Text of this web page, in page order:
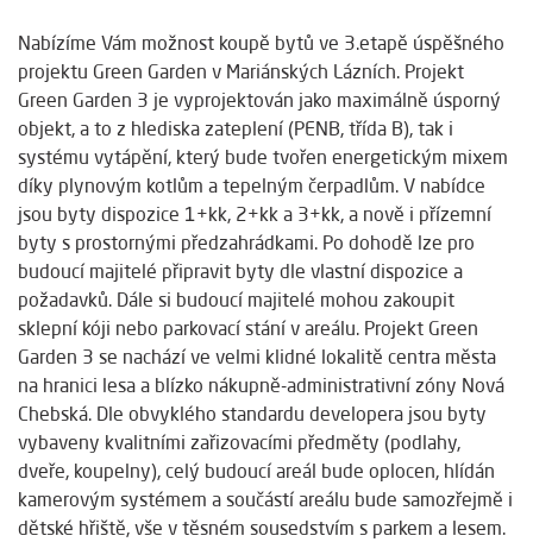
Nabízíme Vám možnost koupě bytů ve 3.etapě úspěšného
projektu Green Garden v Mariánských Lázních. Projekt
Green Garden 3 je vyprojektován jako maximálně úsporný
objekt, a to z hlediska zateplení (PENB, třída B), tak i
systému vytápění, který bude tvořen energetickým mixem
díky plynovým kotlům a tepelným čerpadlům. V nabídce
jsou byty dispozice 1+kk, 2+kk a 3+kk, a nově i přízemní
byty s prostornými předzahrádkami. Po dohodě lze pro
budoucí majitelé připravit byty dle vlastní dispozice a
požadavků. Dále si budoucí majitelé mohou zakoupit
sklepní kóji nebo parkovací stání v areálu. Projekt Green
Garden 3 se nachází ve velmi klidné lokalitě centra města
na hranici lesa a blízko nákupně-administrativní zóny Nová
Chebská. Dle obvyklého standardu developera jsou byty
vybaveny kvalitními zařizovacími předměty (podlahy,
dveře, koupelny), celý budoucí areál bude oplocen, hlídán
kamerovým systémem a součástí areálu bude samozřejmě i
dětské hřiště, vše v těsném sousedstvím s parkem a lesem.